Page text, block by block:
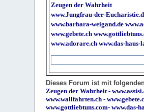
Zeugen der Wahrheit
www.Jungfrau-der-
www.barbara-weigand.de
www.gebete.ch
www.adorare.ch www.das-haus-
Dieses Forum ist mit
Zeugen der Wahrheit-
www.wallfahrten.ch -
www.gottliebtuns.com-www.das-